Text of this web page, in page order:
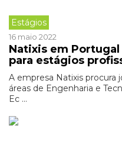
Estágios
16 maio 2022
Natixis em
para estágios
A empresa Natixis procura
áreas de Engenharia e
Ec ...